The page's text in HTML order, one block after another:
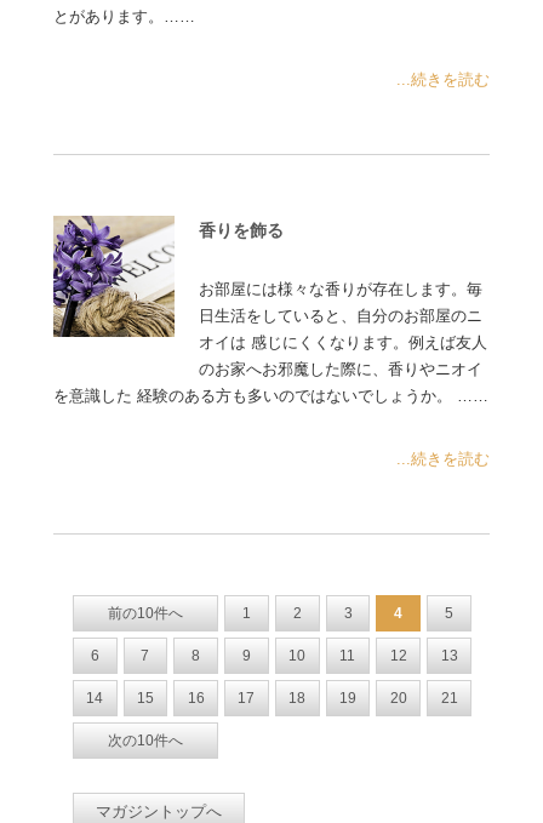
とがあります。……
...続きを読む
香りを飾る
お部屋には様々な香りが存在します。毎
日生活をしていると、自分のお部屋のニ
オイは 感じにくくなります。例えば友人
のお家へお邪魔した際に、香りやニオイ
を意識した 経験のある方も多いのではないでしょうか。 ……
...続きを読む
前の10件へ 1 2 3 4 5
6 7 8 9 10 11 12 13
14 15 16 17 18 19 20 21
次の10件へ
マガジントップへ